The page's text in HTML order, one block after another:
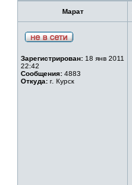
Марат
Зарегистрирован: 18 янв 2011
22:42
Сообщения: 4883
Откуда: г. Курск